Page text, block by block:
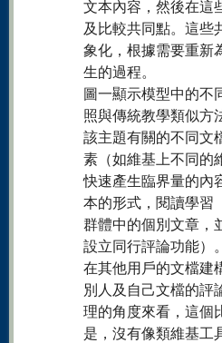
文本內容，然後在這
及比較共同點。這些
象化，根據需要重新
生的過程。
圖一顯示模型中的不
照與傳統教學類似方
該主題有關的不同文
素（如維基上不同的
快速產生臨界量的內
本的形式，閱讀學習
群體中的個別文章，
設立同行評論功能）
在其他用戶的文檔建
別人及自己文檔的評
理的角度來看，這個
是，沒有像類維基工